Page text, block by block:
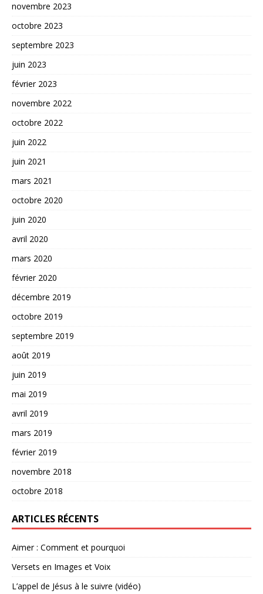
novembre 2023
octobre 2023
septembre 2023
juin 2023
février 2023
novembre 2022
octobre 2022
juin 2022
juin 2021
mars 2021
octobre 2020
juin 2020
avril 2020
mars 2020
février 2020
décembre 2019
octobre 2019
septembre 2019
août 2019
juin 2019
mai 2019
avril 2019
mars 2019
février 2019
novembre 2018
octobre 2018
ARTICLES RÉCENTS
Aimer : Comment et pourquoi
Versets en Images et Voix
L’appel de Jésus à le suivre (vidéo)